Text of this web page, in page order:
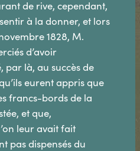
de rive, cependant,
à la donner, et lors
1828, M.
d’avoir
par là, au succès de
eurent appris que
francs-bords de la
et que,
leur avait fait
pas dispensés du